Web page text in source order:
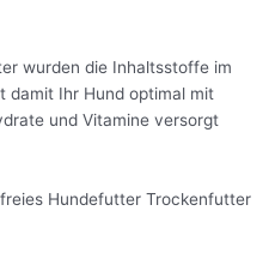
wurden die Inhaltsstoffe im
damit Ihr Hund optimal mit
und Vitamine versorgt
Hundefutter Trockenfutter